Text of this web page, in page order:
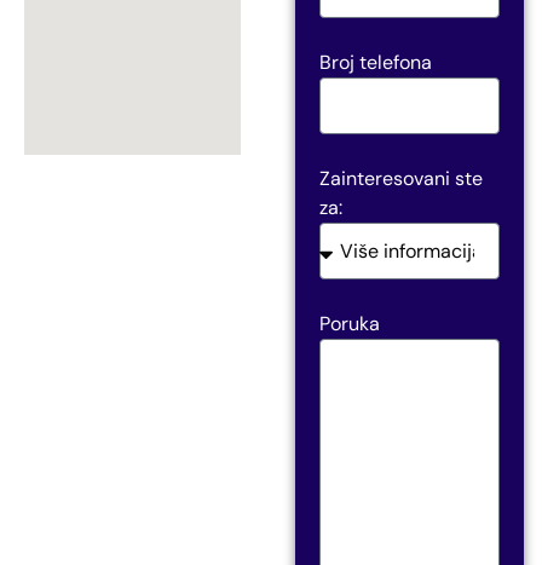
Broj telefona
Zainteresovani ste
za:
Poruka